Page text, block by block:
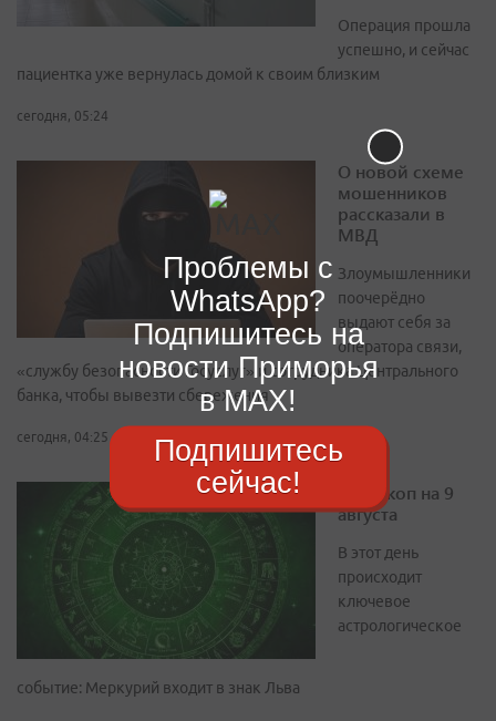
Операция прошла
успешно, и сейчас
пациентка уже вернулась домой к своим близким
сегодня, 05:24
О новой схеме
мошенников
рассказали в
МВД
Злоумышленники
поочерёдно
выдают себя за
оператора связи,
«службу безопасности Госуслуг» и сотрудника Центрального
банка, чтобы вывезти сбережения
сегодня, 04:25
Гороскоп на 9
августа
В этот день
происходит
ключевое
астрологическое
событие: Меркурий входит в знак Льва
Проблемы с
WhatsApp?
Подпишитесь на
новости Приморья
в MAX!
Подпишитесь
сейчас!